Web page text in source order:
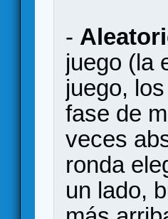
-
juego (la
juego,
fase de
veces
ronda
un lado,